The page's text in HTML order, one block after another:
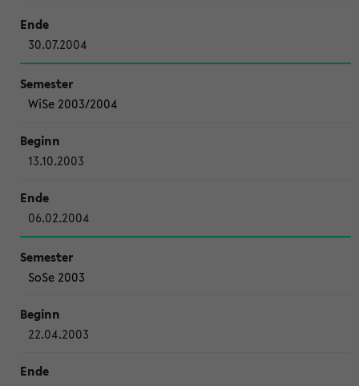
30.07.2004
WiSe 2003/2004
13.10.2003
06.02.2004
SoSe 2003
22.04.2003